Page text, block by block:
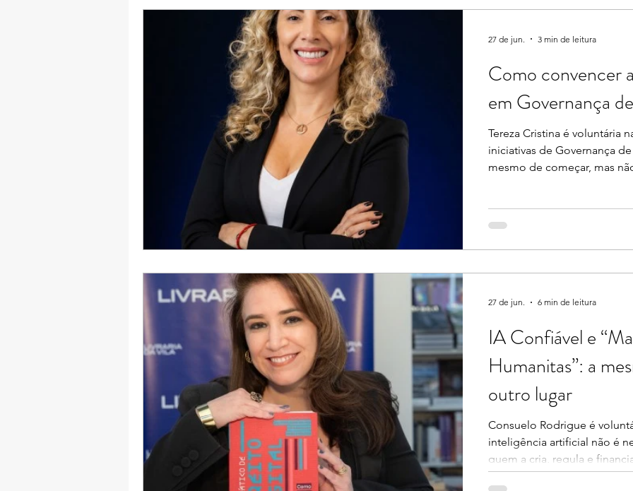
de dados, a realidade é bem diferente.
Como convencer
em Governança
Tereza Cristina é voluntária
iniciativas de Governança
mesmo de começar, mas
utilizando argumentos que
27 de jun. 3 min de leitura
IA Confiável e
Humanitas”: a
outro lugar
Consuelo Rodrigue é
inteligência artificial não é
quem a cria, regula e
12). A frase é do Papa Leão
27 de jun. 6 min de leitura